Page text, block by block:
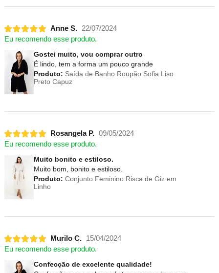
Anne S. 22/07/2024
Eu recomendo esse produto.
Gostei muito, vou comprar outro
É lindo, tem a forma um pouco grande
Produto: Saída de Banho Roupão Sofia Liso
Preto Capuz
Rosangela P. 09/05/2024
Eu recomendo esse produto.
Muito bonito e estiloso.
Muito bom, bonito e estiloso.
Produto: Conjunto Feminino Risca de Giz em
Linho
Murilo C.
15/04/2024
Eu recomendo esse produto.
Confecção de excelente qualidade!